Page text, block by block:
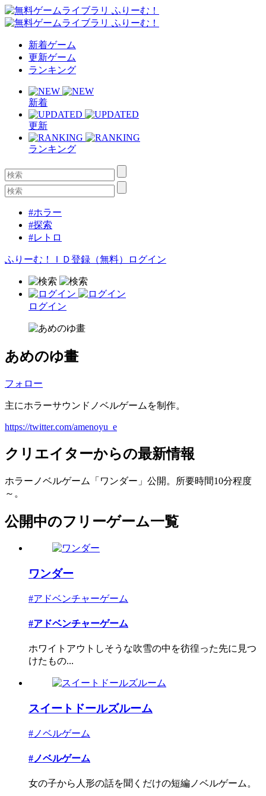
新着ゲーム
更新ゲーム
ランキング
新着
更新
ランキング
#ホラー
#探索
#レトロ
ふりーむ！ＩＤ登録（無料） ログイン
ログイン
あめのゆ畫
フォロー
主にホラーサウンドノベルゲームを制作。
https://twitter.com/amenoyu_e
クリエイターからの最新情報
ホラーノベルゲーム「ワンダー」公開。所要時間10分程度
～。
公開中のフリーゲーム一覧
ワンダー
#アドベンチャーゲーム
#アドベンチャーゲーム
ホワイトアウトしそうな吹雪の中を彷徨った先に見つ
けたもの...
スイートドールズルーム
#ノベルゲーム
#ノベルゲーム
女の子から人形の話を聞くだけの短編ノベルゲーム。